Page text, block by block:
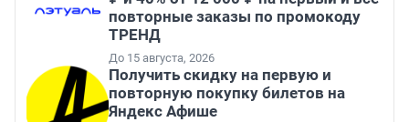
повторные заказы по промокоду
ТРЕНД
До 15 августа, 2026
Получить скидку на первую и
повторную покупку билетов на
Яндекс Афише